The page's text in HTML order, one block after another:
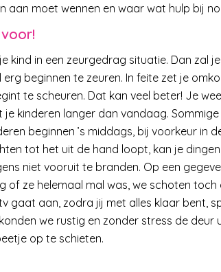
aan moet wennen en waar wat hulp bij
kind in een zeurgedrag situatie. Dan zal
erg beginnen te zeuren. In feite zet je
te scheuren. Dat kan veel beter! Je
kinderen langer dan vandaag.
beginnen ’s middags, bij voorkeur in
tot het uit de hand loopt, kan je
niet vooruit te branden. Op een
of ze helemaal mal was, we schoten
gaat aan, zodra jij met alles klaar bent,
we rustig en zonder stress de
op te schieten.